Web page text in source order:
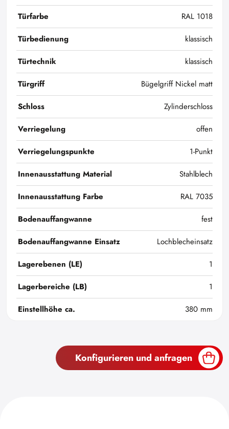
Türfarbe
RAL 1018
Türbedienung
klassisch
Türtechnik
klassisch
Türgriff
Bügelgriff Nickel matt
Schloss
Zylinderschloss
Verriegelung
offen
Verriegelungspunkte
1-Punkt
Innenausstattung Material
Stahlblech
Innenausstattung Farbe
RAL 7035
Bodenauffangwanne
fest
Bodenauffangwanne Einsatz
Lochblecheinsatz
Lagerebenen (LE)
1
Lagerbereiche (LB)
1
Einstellhöhe ca.
380 mm
Konfigurieren und anfragen